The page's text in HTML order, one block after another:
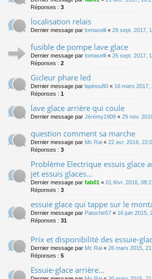
Réponses : 3
localisation relais
Dernier message par tomaselli « 29 sept. 2017,
fusible de pompe lave glace
Dernier message par tomaselli « 26 sept. 2017,
Réponses : 2
Gicleur phare led
Dernier message par lapinou80 « 16 mars 2017,
Réponses : 1
lave glace arrière qui coule
Dernier message par Jérémy1908 « 29 nov.
question comment sa marche
Dernier message par Mc Rai « 22 avr. 2016,
Réponses : 3
Problème Electrique essuis glace
jet essuis glaces...
Dernier message par fab01 « 01 févr. 2016,
Réponses : 3
essuie glace qui tappe sur le
Dernier message par Patoche57 « 16 juin 2015,
Réponses : 31
Prix et disponibilité des essuie-
Dernier message par Mc Rai « 26 mars 2015,
Réponses : 5
Essuie-glace arrière...